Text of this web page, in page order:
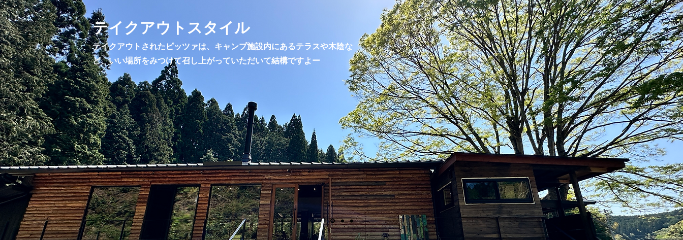
テイクアウトスタイル
テイクアウトされたピッツァは、キャンプ施設内にあるテラスや木陰な
ど、いい場所をみつけて召し上がっていただいて結構ですよー